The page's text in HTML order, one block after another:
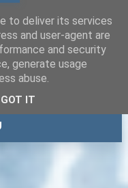
to deliver its services
and user-agent are
and security
generate usage
abuse.
GOT IT